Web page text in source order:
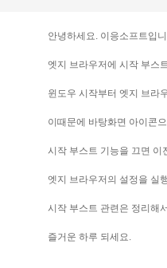
안녕하세요. 이응소프트입
엣지 브라우저에 시작 부스
윈도우 시작부터 엣지 브라
이때문에 바탕화면 아이콘
시작 부스트 기능을 끄면 이
엣지 브라우저의 설정을 실
시작 부스트 관련은 정리해
즐거운 하루 되세요.